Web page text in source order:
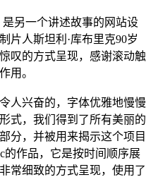
是另一个讲述故事的网站设
片人斯坦利·库布里克90岁
叹的方式呈现，感谢滚动触
用。
人兴奋的，字体优雅地慢慢
式，我们得到了所有美丽的
分，并被用来揭示这个项目
的作品，它是按时间顺序展
常细致的方式呈现，使用了